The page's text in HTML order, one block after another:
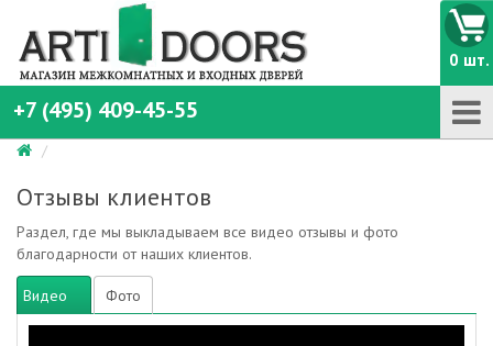
+7 (495) 409-45-55
0 шт.
Отзывы клиентов
Раздел, где мы выкладываем все видео отзывы и фото
благодарности от наших клиентов.
Видео Фото